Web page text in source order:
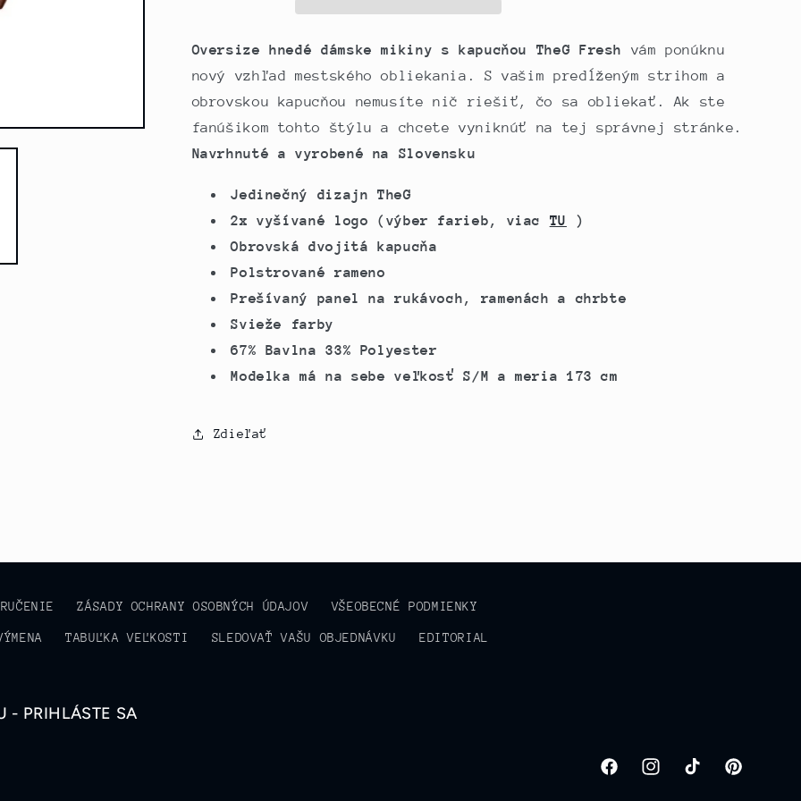
Oversize hnedé dámske mikiny s kapucňou TheG Fresh
vám ponúknu
nový vzhľad mestského obliekania. S vašim predĺženým strihom a
obrovskou kapucňou nemusíte nič riešiť, čo sa obliekať. Ak ste
fanúšikom tohto štýlu a chcete vyniknúť na tej správnej stránke.
Navrhnuté a vyrobené na Slovensku
Jedinečný dizajn TheG
2x vyšívané logo (výber farieb, viac TU
)
Obrovská dvojitá kapucňa
Polstrované rameno
Prešívaný panel na rukávoch, ramenách a chrbte
Svieže farby
67% Bavlna 33% Polyester
Modelka má na sebe veľkosť S/M a meria 173 cm
Zdieľať
ZÁSADY OCHRANY OSOBNÝCH ÚDAJOV VŠEOBECNÉ PODMIENKY
TABUĽKA VEĽKOSTI SLEDOVAŤ VAŠU OBJEDNÁVKU EDITORIAL
- PRIHLÁSTE SA
FacebookInstagramTikTokPinterest